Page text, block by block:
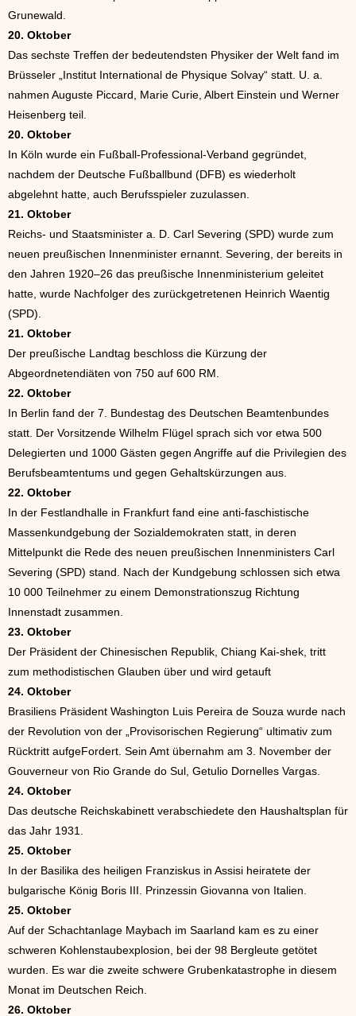
Grunewald.
20. Oktober
Das sechste Treffen der bedeutendsten Physiker der Welt fand im
Brüsseler „Institut International de Physique Solvay“ statt. U. a.
nahmen Auguste Piccard, Marie Curie, Albert Einstein und Werner
Heisenberg teil.
20. Oktober
In Köln wurde ein Fußball-Professional-Verband gegründet,
nachdem der Deutsche Fußballbund (DFB) es wiederholt
abgelehnt hatte, auch Berufsspieler zuzulassen.
21. Oktober
Reichs- und Staatsminister a. D. Carl Severing (SPD) wurde zum
neuen preußischen Innenminister ernannt. Severing, der bereits in
den Jahren 1920–26 das preußische Innenministerium geleitet
hatte, wurde Nachfolger des zurückgetretenen Heinrich Waentig
(SPD).
21. Oktober
Der preußische Landtag beschloss die Kürzung der
Abgeordnetendiäten von 750 auf 600 RM.
22. Oktober
In Berlin fand der 7. Bundestag des Deutschen Beamtenbundes
statt. Der Vorsitzende Wilhelm Flügel sprach sich vor etwa 500
Delegierten und 1000 Gästen gegen Angriffe auf die Privilegien des
Berufsbeamtentums und gegen Gehaltskürzungen aus.
22. Oktober
In der Festlandhalle in Frankfurt fand eine anti-faschistische
Massenkundgebung der Sozialdemokraten statt, in deren
Mittelpunkt die Rede des neuen preußischen Innenministers Carl
Severing (SPD) stand. Nach der Kundgebung schlossen sich etwa
10 000 Teilnehmer zu einem Demonstrationszug Richtung
Innenstadt zusammen.
23. Oktober
Der Präsident der Chinesischen Republik, Chiang Kai-shek, tritt
zum methodistischen Glauben über und wird getauft
24. Oktober
Brasiliens Präsident Washington Luis Pereira de Souza wurde nach
der Revolution von der „Provisorischen Regierung“ ultimativ zum
Rücktritt aufgeFordert. Sein Amt übernahm am 3. November der
Gouverneur von Rio Grande do Sul, Getulio Dornelles Vargas.
24. Oktober
Das deutsche Reichskabinett verabschiedete den Haushaltsplan für
das Jahr 1931.
25. Oktober
In der Basilika des heiligen Franziskus in Assisi heiratete der
bulgarische König Boris III. Prinzessin Giovanna von Italien.
25. Oktober
Auf der Schachtanlage Maybach im Saarland kam es zu einer
schweren Kohlenstaubexplosion, bei der 98 Bergleute getötet
wurden. Es war die zweite schwere Grubenkatastrophe in diesem
Monat im Deutschen Reich.
26. Oktober